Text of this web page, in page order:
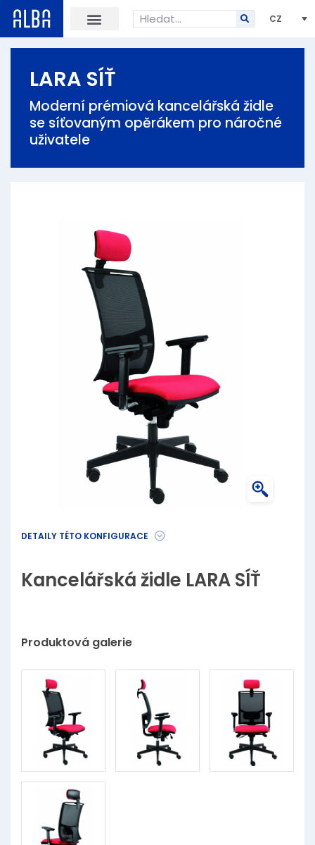
CZ
LARA SÍŤ
Moderní prémiová kancelářská židle
se síťovaným opěrákem pro náročné
uživatele
DETAILY TÉTO KONFIGURACE
Kancelářská židle LARA SÍŤ
Produktová galerie